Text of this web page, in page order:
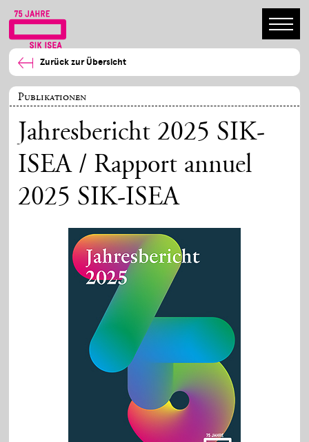
Zurück zur Übersicht
Publikationen
Jahresbericht 2025 SIK-
ISEA / Rapport annuel
2025 SIK-ISEA